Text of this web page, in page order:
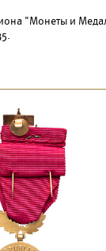
"Монеты и